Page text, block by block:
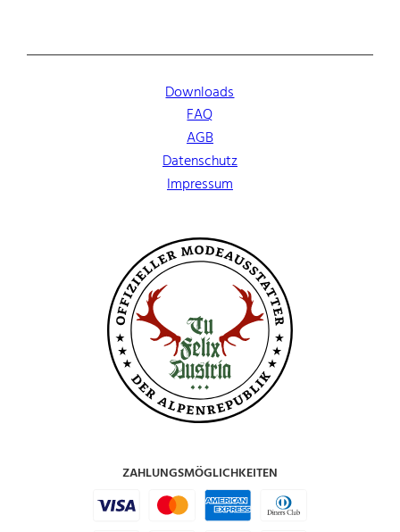
Downloads
FAQ
AGB
Datenschutz
Impressum
ZAHLUNGSMÖGLICHKEITEN